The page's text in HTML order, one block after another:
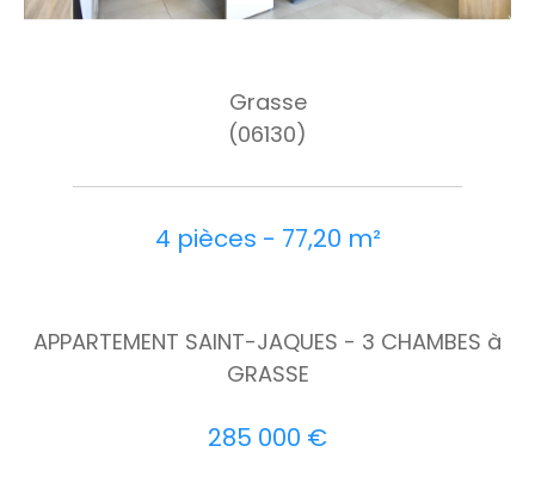
Grasse
(06130)
4 pièces - 77,20 m²
APPARTEMENT SAINT-JAQUES - 3 CHAMBES à
GRASSE
285 000 €